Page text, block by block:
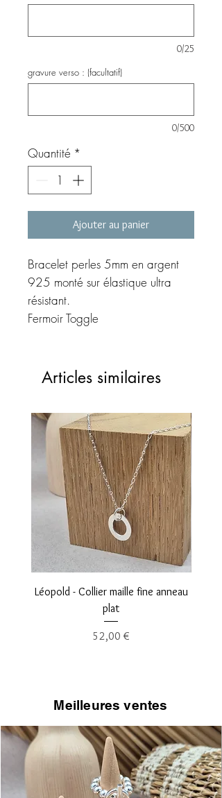
0/25
gravure verso : (facultatif)
0/500
Quantité *
Ajouter au panier
Bracelet perles 5mm en argent
925 monté sur élastique ultra
résistant.
Fermoir Toggle
décorée, coeur décoré)
poignet à l'aide du menu
déroulant.
Création fait main.
©MEG création
Articles similaires
Léopold - Collier maille fine anneau
plat
Prix
52,00 €
Meilleures ventes